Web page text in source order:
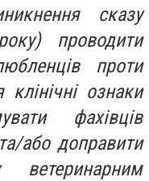
сказу
проводити
проти
ознаки
фахівців
або доправити